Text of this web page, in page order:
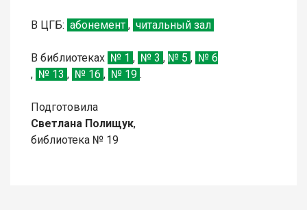
В ЦГБ: абонемент , читальный зал
В библиотеках № 1 , № 3 , № 5 , № 6
, № 13 , № 16 , № 19 .
Подготовила
Светлана Полищук,
библиотека № 19